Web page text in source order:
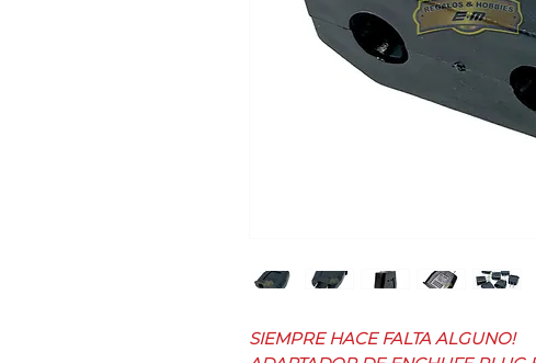
SIEMPRE HACE FALTA ALGUNO!